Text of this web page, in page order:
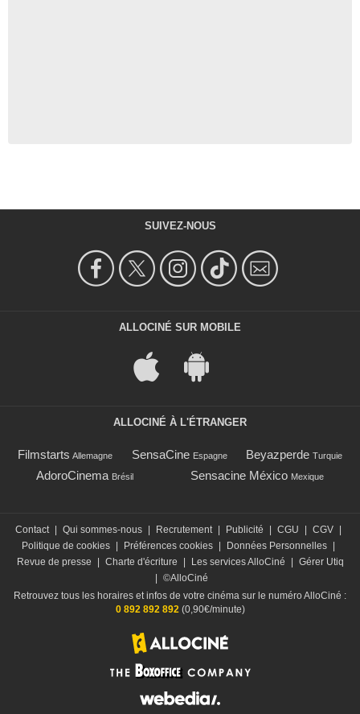
SUIVEZ-NOUS
ALLOCINÉ SUR MOBILE
ALLOCINÉ À L'ÉTRANGER
Filmstarts Allemagne SensaCine Espagne Beyazperde Turquie
AdoroCinema Brésil Sensacine México Mexique
Contact | Qui sommes-nous | Recrutement | Publicité | CGU | CGV |
Politique de cookies | Préférences cookies | Données Personnelles |
Revue de presse
| Charte d'écriture | Les services AlloCiné | Gérer Utiq
| ©AlloCiné
Retrouvez tous les horaires et infos de votre cinéma sur le numéro AlloCiné :
0 892 892 892(0,90€/minute)